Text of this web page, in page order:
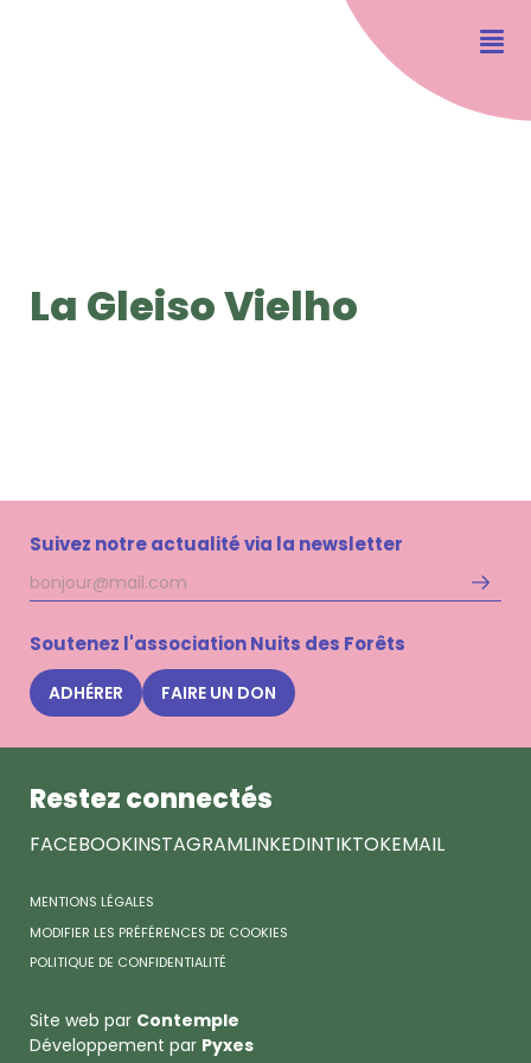
La Gleiso Vielho
Suivez notre actualité via la newsletter
Adresse
mail
Soutenez l'association Nuits des Forêts
ADHÉRER FAIRE UN DON
Restez connectés
FACEBOOKINSTAGRAMLINKEDINTIKTOKEMAIL
MENTIONS LÉGALES
MODIFIER LES PRÉFÉRENCES DE COOKIES
POLITIQUE DE CONFIDENTIALITÉ
Site web par Contemple
Développement par Pyxes